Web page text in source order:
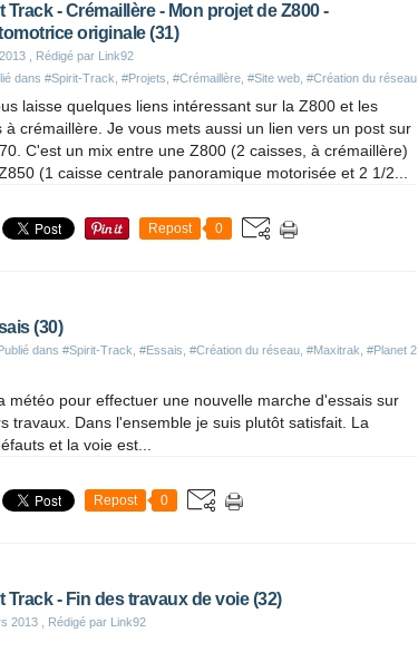
Track - Crémaillère - Mon projet de Z800 -
originale (31)
, Rédigé par Link92
dans #Spirit-Track #Projets #Crémaillère #Site web #Création du réseau
laisse quelques liens intéressant sur la Z800 et les
à crémaillère. Je vous mets aussi un lien vers un post sur
C'est un mix entre une Z800 (2 caisses, à crémaillère)
(1 caisse centrale panoramique motorisée et 2 1/2...
Repost 0
(30)
dans #Spirit-Track #Essais #Création du réseau #Maxitrak #Planet 2
météo pour effectuer une nouvelle marche d'essais sur
travaux. Dans l'ensemble je suis plutôt satisfait. La
et la voie est...
Repost 0
Track - Fin des travaux de voie (32)
2013 , Rédigé par Link92